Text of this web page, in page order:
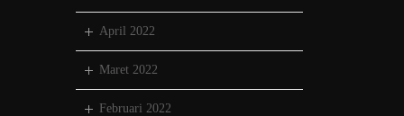
April 2022
Maret 2022
Februari 2022